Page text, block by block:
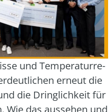
und Tem­pe­ra­tur­re­
erneut die
die Dring­lich­keit für
Wie das aus­se­hen und